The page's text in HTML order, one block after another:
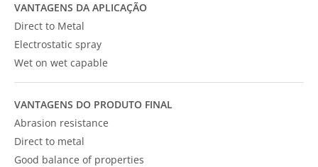
VANTAGENS DA APLICAÇÃO
Direct to Metal
Electrostatic spray
Wet on wet capable
VANTAGENS DO PRODUTO FINAL
Abrasion resistance
Direct to metal
Good balance of properties